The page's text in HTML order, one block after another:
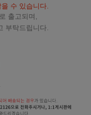
수 있습니다.
출고되며,
부탁드립니다.